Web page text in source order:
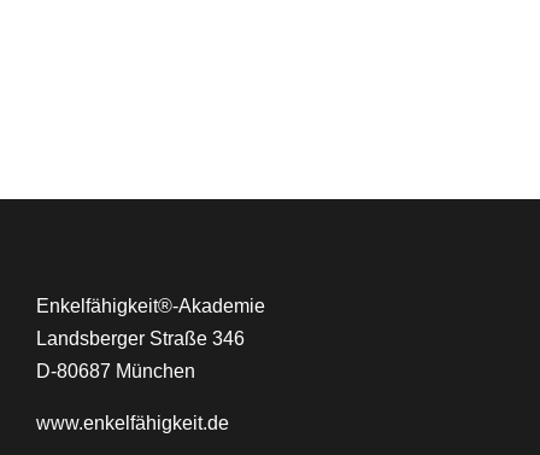
Enkelfähigkeit®-Akademie
Landsberger Straße 346
D-80687 München
www.enkelfähigkeit.de